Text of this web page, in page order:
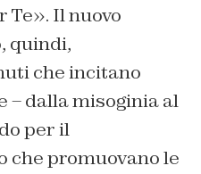
Te». Il nuovo
quindi,
che incitano
– dalla misoginia al
per il
che promuovano le